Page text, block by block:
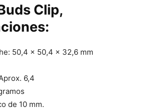
Clip,
50,4 x 50,4 x 32,6 mm
6,4
de 10 mm.